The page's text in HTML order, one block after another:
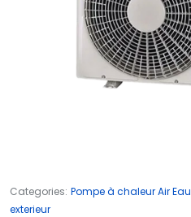
Categories: Pompe à chaleur Air Eau
exterieur